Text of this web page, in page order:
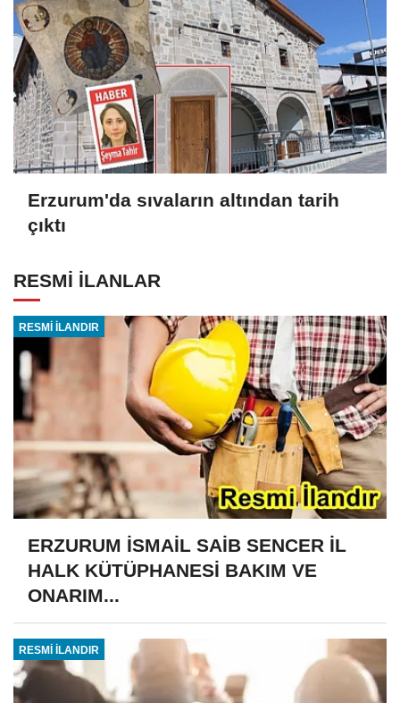
Erzurum'da sıvaların altından tarih
çıktı
RESMİ İLANLAR
RESMİ İLANDIR
ERZURUM İSMAİL SAİB SENCER İL
HALK KÜTÜPHANESİ BAKIM VE
ONARIM...
RESMİ İLANDIR